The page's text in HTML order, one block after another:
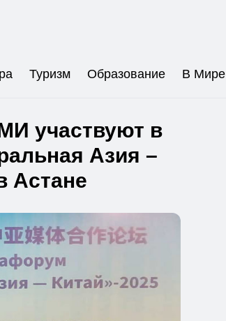
Туризм Образование В Мире
участвуют в
Азия –
Астане